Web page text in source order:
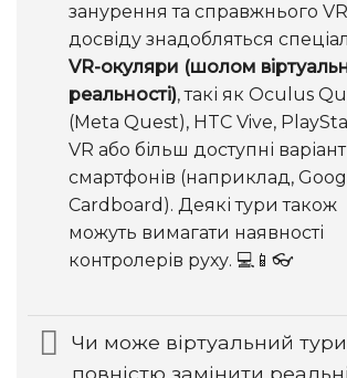
занурення та справжнього
досвіду знадобляться
VR-окуляри (шолом
реальності), такі як Oculus
(Meta Quest), HTC Vive,
VR або більш доступні
смартфонів (наприклад,
Cardboard). Деякі тури також
можуть вимагати наявності
контролерів руху. 💻📱👓
Чи може віртуальний